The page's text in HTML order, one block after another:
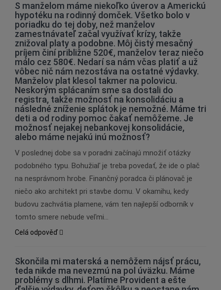
S manželom máme niekoľko úverov a Americkú
hypotéku na rodinný domček. Všetko bolo v
poriadku do tej doby, než manželov
zamestnávateľ začal využívať krízy, takže
znižoval platy a podobne. Môj čistý mesačný
príjem činí približne 520€, manželov teraz niečo
málo cez 580€. Nedarí sa nám včas platiť a už
vôbec nič nám nezostáva na ostatné výdavky.
Manželov plat klesol takmer na polovicu.
Neskorým splácaním sme sa dostali do
registra, takže možnosť na konsolidáciu a
následné zníženie splátok je nemožné. Máme tri
deti a od rodiny pomoc čakať nemôžeme. Je
možnosť nejakej nebankovej konsolidácie,
alebo máme nejakú inú možnosť?
V poslednej dobe sa v poradni začínajú množiť otázky
podobného typu. Bohužiaľ je treba povedať, že ide o plač
na nesprávnom hrobe. Finančný poradca či plánovač je
niečo ako architekt pri stavbe domu. V okamihu, kedy
budovu zachvátia plamene, vám ten najlepší odborník v
tomto smere nebude veľmi…
Celá odpověď
Skončila mi materská a nemôžem nájsť prácu,
teda nikde ma nevezmú na pol úväzku. Máme
problémy s dlhmi. Platíme Provident a ešte